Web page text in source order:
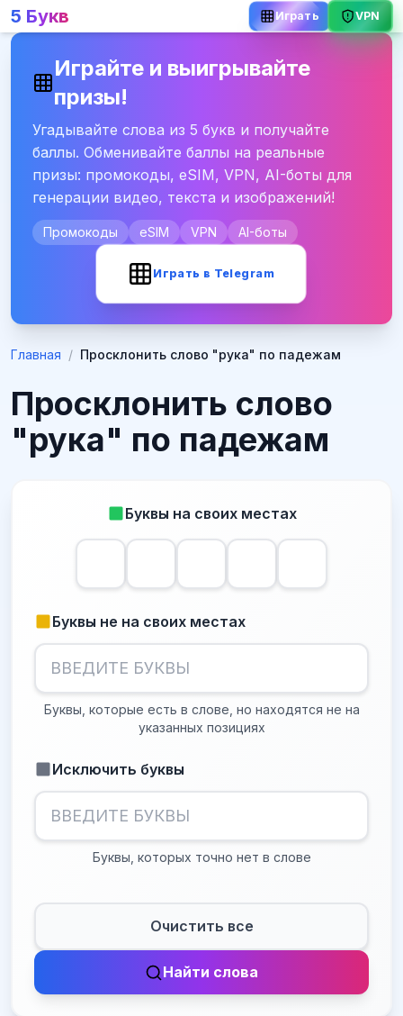
5 Букв Играть VPN
Играйте и выигрывайте
призы!
Угадывайте слова из 5 букв и получайте
баллы. Обменивайте баллы на реальные
призы: промокоды, eSIM, VPN, AI-боты для
генерации видео, текста и изображений!
Промокоды eSIM VPN AI-боты
Играть в Telegram
Главная / Просклонить слово "рука" по падежам
Просклонить слово
"рука" по падежам
Буквы на своих местах
Буквы не на своих местах
Буквы, которые есть в слове, но находятся не на
указанных позициях
Исключить буквы
Буквы, которых точно нет в слове
Очистить все
Найти слова